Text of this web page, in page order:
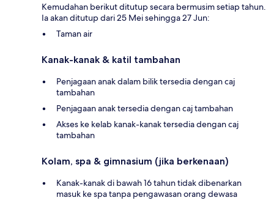
Kemudahan berikut ditutup secara bermusim setiap tahun.
Ia akan ditutup dari 25 Mei sehingga 27 Jun:
Taman air
Kanak-kanak & katil tambahan
Penjagaan anak dalam bilik tersedia dengan caj
tambahan
Penjagaan anak tersedia dengan caj tambahan
Akses ke kelab kanak-kanak tersedia dengan caj
tambahan
Kolam, spa & gimnasium (jika berkenaan)
Kanak-kanak di bawah 16 tahun tidak dibenarkan
masuk ke spa tanpa pengawasan orang dewasa